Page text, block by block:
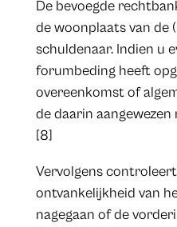
De bevoegde
de woonplaats van de
schuldenaar. Indien u
forumbeding heeft
overeenkomst of
de daarin
[8]
Vervolgens
ontvankelijkheid van
nagegaan of de